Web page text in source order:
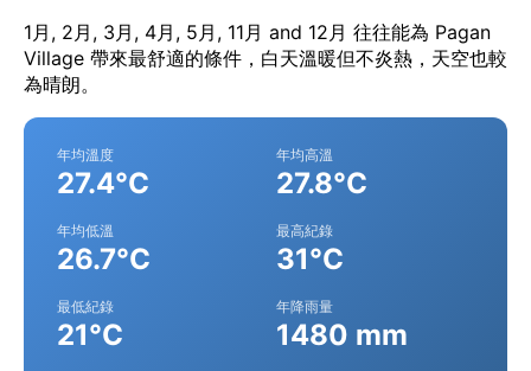
1月, 2月, 3月, 4月, 5月, 11月 and 12月 往往能為 Pagan
Village 帶來最舒適的條件，白天溫暖但不炎熱，天空也較
為晴朗。
年均溫度
27.4°C
年均高溫
27.8°C
年均低溫
26.7°C
最高紀錄
31°C
最低紀錄
21°C
年降雨量
1480 mm